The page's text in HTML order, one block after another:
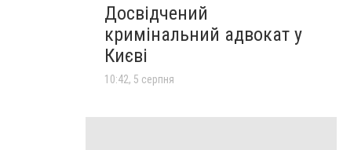
Досвідчений
кримінальний адвокат у
Києві
10:42, 5 серпня